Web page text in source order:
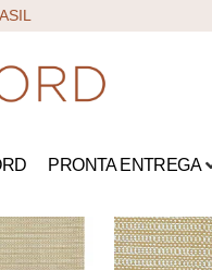
PRONTA ENTREGA